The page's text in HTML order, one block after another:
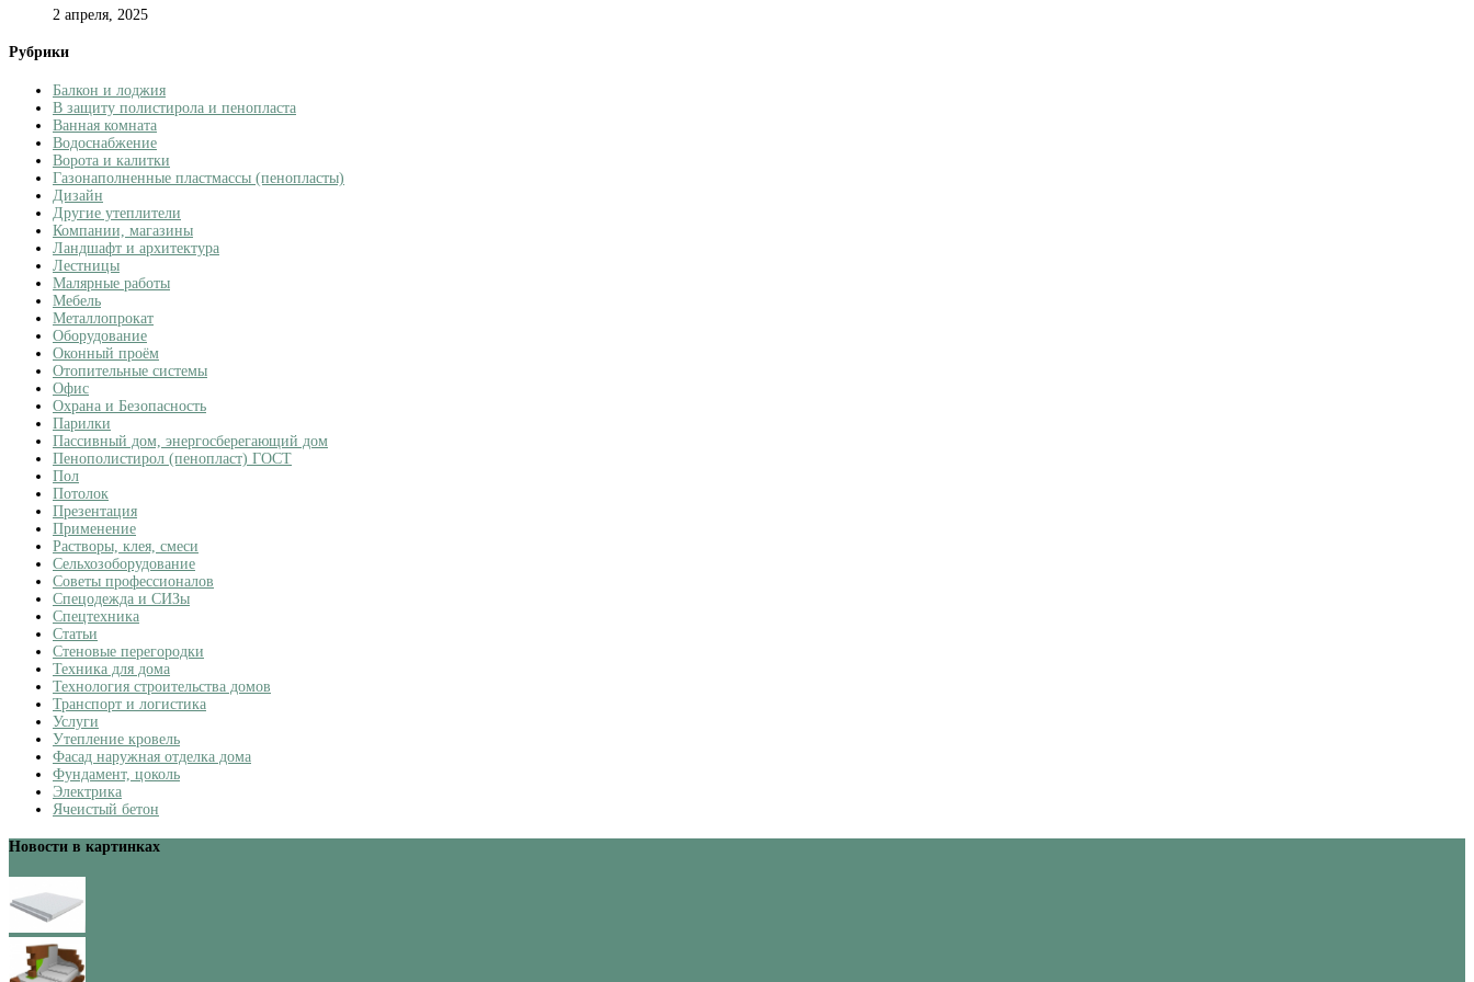
2 апреля, 2025
Рубрики
Балкон и лоджия
В защиту полистирола и пенопласта
Ванная комната
Водоснабжение
Ворота и калитки
Газонаполненные пластмассы (пенопласты)
Дизайн
Другие утеплители
Компании, магазины
Ландшафт и архитектура
Лестницы
Малярные работы
Мебель
Металлопрокат
Оборудование
Оконный проём
Отопительные системы
Офис
Охрана и Безопасность
Парилки
Пассивный дом, энергосберегающий дом
Пенополистирол (пенопласт) ГОСТ
Пол
Потолок
Презентация
Применение
Растворы, клея, смеси
Сельхозоборудование
Советы профессионалов
Спецодежда и СИЗы
Спецтехника
Статьи
Стеновые перегородки
Техника для дома
Технология строительства домов
Транспорт и логистика
Услуги
Утепление кровель
Фасад наружная отделка дома
Фундамент, цоколь
Электрика
Ячеистый бетон
Новости в картинках